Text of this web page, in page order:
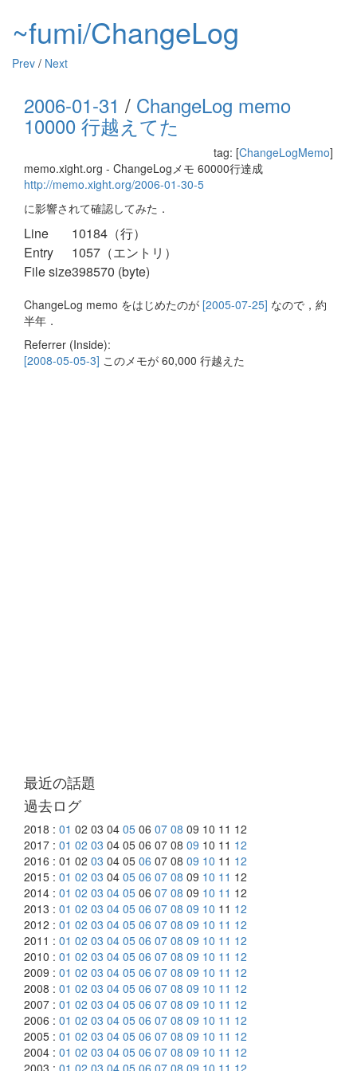
~fumi/ChangeLog
Prev / Next
2006-01-31 / ChangeLog memo
10000 行越えてた
tag: [ChangeLogMemo]
memo.xight.org - ChangeLogメモ 60000行達成
http://memo.xight.org/2006-01-30-5
に影響されて確認してみた．
Line
10184（行）
Entry
1057（エントリ）
File size398570 (byte)
ChangeLog memo をはじめたのが [2005-07-25] なので，約
半年．
Referrer (Inside):
[2008-05-05-3] このメモが 60,000 行越えた
最近の話題
過去ログ
2018 : 01 02 03 04 05 06 07 08 09 10 11 12
2017 : 01 02 03 04 05 06 07 08 09 10 11 12
2016 : 01 02 03 04 05 06 07 08 09 10 11 12
2015 : 01 02 03 04 05 06 07 08 09 10 11 12
2014 : 01 02 03 04 05 06 07 08 09 10 11 12
2013 : 01 02 03 04 05 06 07 08 09 10 11 12
2012 : 01 02 03 04 05 06 07 08 09 10 11 12
2011 : 01 02 03 04 05 06 07 08 09 10 11 12
2010 : 01 02 03 04 05 06 07 08 09 10 11 12
2009 : 01 02 03 04 05 06 07 08 09 10 11 12
2008 : 01 02 03 04 05 06 07 08 09 10 11 12
2007 : 01 02 03 04 05 06 07 08 09 10 11 12
2006 : 01 02 03 04 05 06 07 08 09 10 11 12
2005 : 01 02 03 04 05 06 07 08 09 10 11 12
2004 : 01 02 03 04 05 06 07 08 09 10 11 12
2003 : 01 02 03 04 05 06 07 08 09 10 11 12